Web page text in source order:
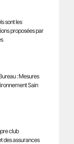
sont les
proposées par
: Mesures
Sain
club
des assurances